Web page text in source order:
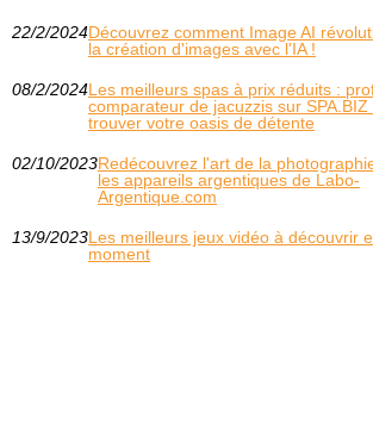
22/2/2024Découvrez comment Image AI
la création d'images avec l'IA !
08/2/2024Les meilleurs spas à prix réduits :
comparateur de jacuzzis sur SPA.BIZ
trouver votre oasis de détente
02/10/2023Redécouvrez l'art de la
les appareils argentiques de Labo-
Argentique.com
13/9/2023Les meilleurs jeux vidéo à découvrir
moment